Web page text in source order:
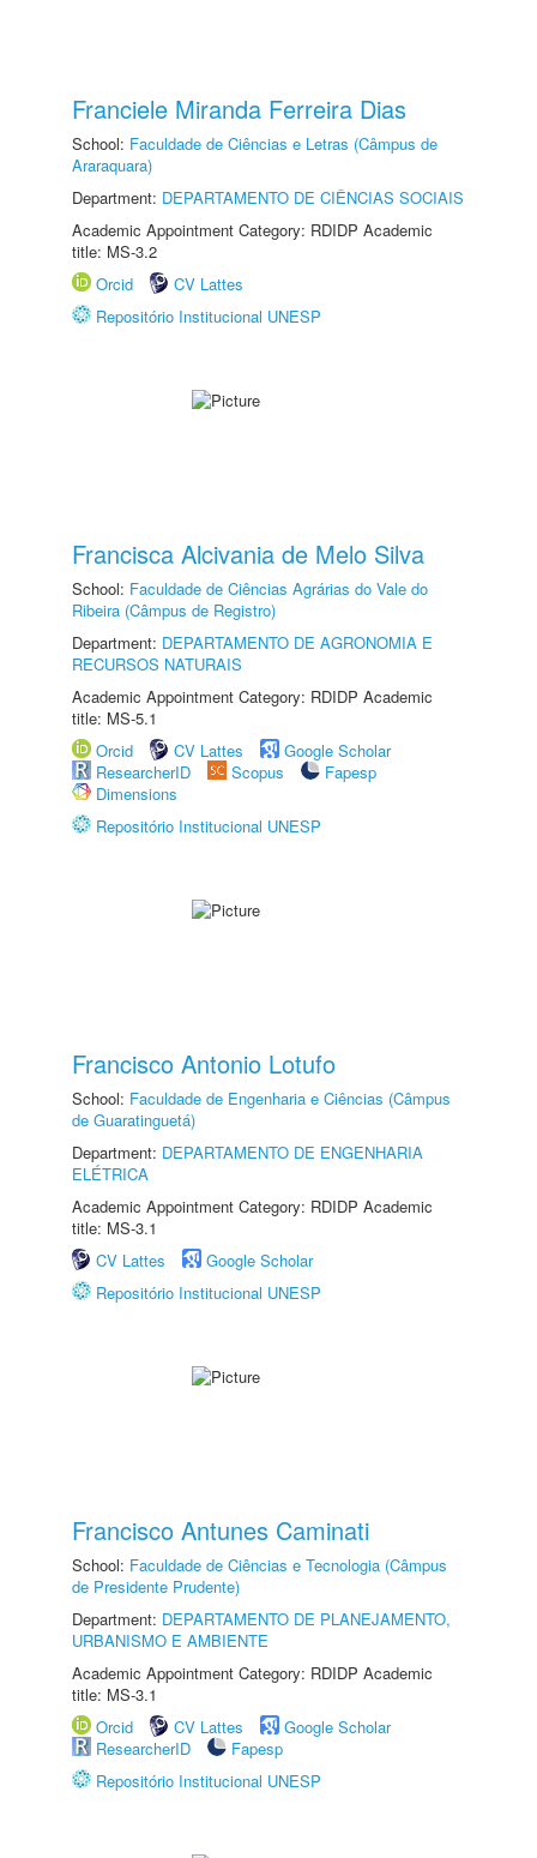
Franciele Miranda Ferreira Dias
School: Faculdade de Ciências e Letras (Câmpus de
Araraquara)
Department: DEPARTAMENTO DE CIÊNCIAS SOCIAIS
Academic Appointment Category: RDIDP Academic
title: MS-3.2
Orcid
CV Lattes
Repositório Institucional UNESP
Francisca Alcivania de Melo Silva
School: Faculdade de Ciências Agrárias do Vale do
Ribeira (Câmpus de Registro)
Department: DEPARTAMENTO DE AGRONOMIA E
RECURSOS NATURAIS
Academic Appointment Category: RDIDP Academic
title: MS-5.1
Orcid
CV Lattes
Google Scholar
ResearcherID
Scopus
Fapesp
Dimensions
Repositório Institucional UNESP
Francisco Antonio Lotufo
School: Faculdade de Engenharia e Ciências (Câmpus
de Guaratinguetá)
Department: DEPARTAMENTO DE ENGENHARIA
ELÉTRICA
Academic Appointment Category: RDIDP Academic
title: MS-3.1
CV Lattes
Google Scholar
Repositório Institucional UNESP
Francisco Antunes Caminati
School: Faculdade de Ciências e Tecnologia (Câmpus
de Presidente Prudente)
Department: DEPARTAMENTO DE PLANEJAMENTO,
URBANISMO E AMBIENTE
Academic Appointment Category: RDIDP Academic
title: MS-3.1
Orcid
CV Lattes
Google Scholar
ResearcherID
Fapesp
Repositório Institucional UNESP